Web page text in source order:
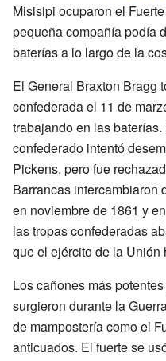
Misisipi ocuparon el
pequeña compañía podía
baterías a lo largo de la
El General Braxton Bragg
confederada el 11 de
trabajando en las
confederado intentó
Pickens, pero fue
Barrancas intercambiaron
en noviembre de 1861 y
las tropas confederadas
que el ejército de la Unión
Los cañones más
surgieron durante la
de mampostería como el
anticuados. El fuerte se